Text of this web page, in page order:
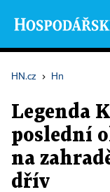
HN.cz › Hn
Legenda
poslední
na
dřív